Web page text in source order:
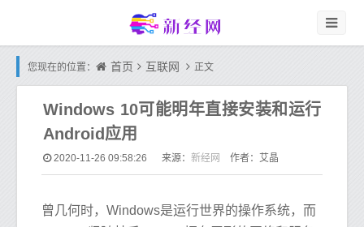
您现在的位置： 首页 互联网 正文
Windows 10可能明年直接安装和运行
Android应用
2020-11-26 09:58:26 来源： 新经网 作者：艾晶
曾几何时，Windows是运行世界的操作系统，而